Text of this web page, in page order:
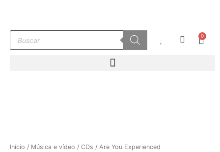
conteúdo
Pesquisar
produtos
0
Início / Música e vídeo / CDs / Are You Experienced